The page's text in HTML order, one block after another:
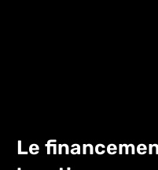
Le